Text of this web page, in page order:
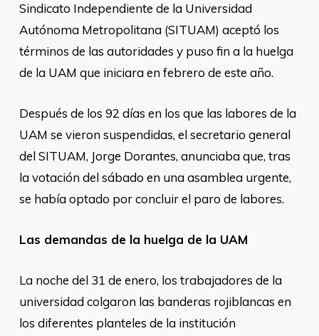
Sindicato Independiente de la Universidad
Autónoma Metropolitana (SITUAM) aceptó los
términos de las autoridades y puso fin a la huelga
de la UAM que iniciara en febrero de este año.
Después de los 92 días en los que las labores de la
UAM se vieron suspendidas, el secretario general
del SITUAM, Jorge Dorantes, anunciaba que, tras
la votación del sábado en una asamblea urgente,
se había optado por concluir el paro de labores.
Las demandas de la huelga de la UAM
La noche del 31 de enero, los trabajadores de la
universidad colgaron las banderas rojiblancas en
los diferentes planteles de la institución